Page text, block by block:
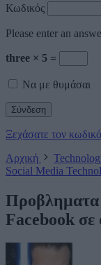
Κωδικός
Please enter an
three × 5 =
Να με θυμάσαι
Ξεχάσατε τον
Αρχική
Social Media
Προβληματα
Facebook σε